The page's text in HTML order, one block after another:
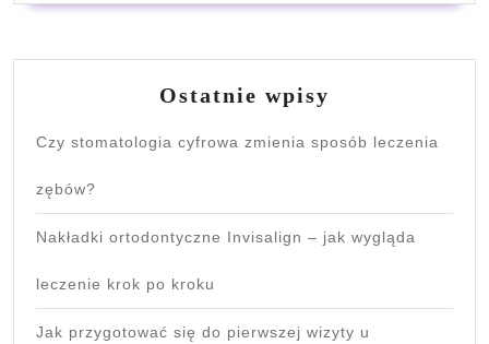
Ostatnie wpisy
Czy stomatologia cyfrowa zmienia sposób leczenia
zębów?
Nakładki ortodontyczne Invisalign – jak wygląda
leczenie krok po kroku
Jak przygotować się do pierwszej wizyty u